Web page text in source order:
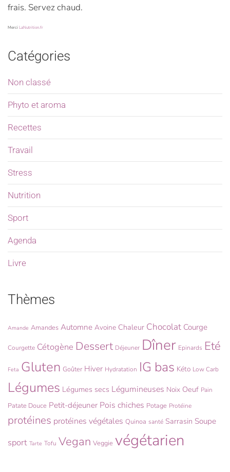
frais. Servez chaud.
MerciLaNutrition.fr
Catégories
Non classé
Phyto et aroma
Recettes
Travail
Stress
Nutrition
Sport
Agenda
Livre
Thèmes
Amande Amandes Automne Avoine Chaleur Chocolat Courge
Courgette Cétogène Dessert Déjeuner Dîner Epinards Eté
Feta Gluten Goûter Hiver Hydratation IG bas Kéto Low Carb
Légumes Légumes secs Légumineuses Noix Oeuf Pain
Patate Douce Petit-déjeuner Pois chiches Potage Protéine
protéines protéines végétales Quinoa santé Sarrasin Soupe
sport Tarte Tofu Vegan Veggie végétarien